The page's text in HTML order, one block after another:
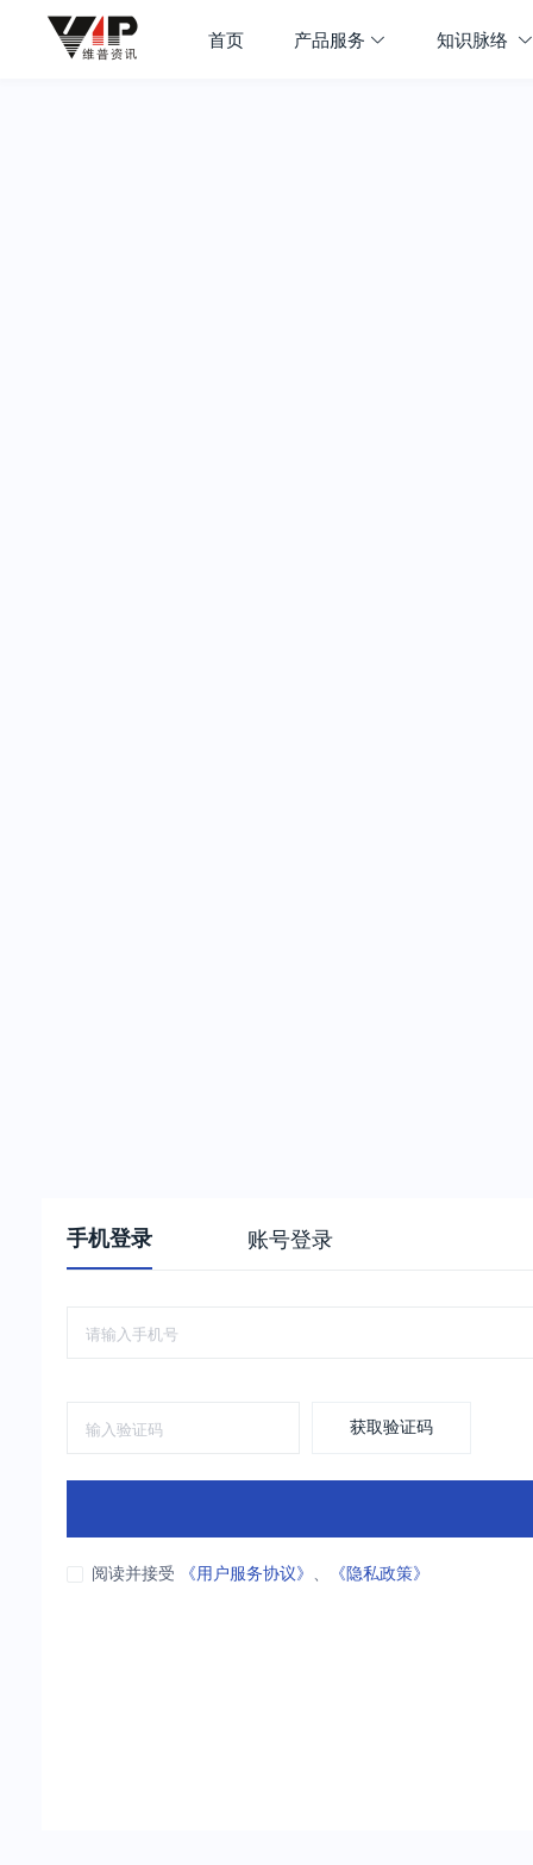
首页 产品服务 知识脉络
手机登录 账号登录
获取验证码
阅读并接受 《用户服务协议》 、 《隐私政策》